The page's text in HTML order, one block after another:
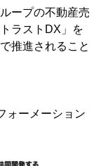
ープの不動産売
ラストDX」を
推進されること
ォーメーション